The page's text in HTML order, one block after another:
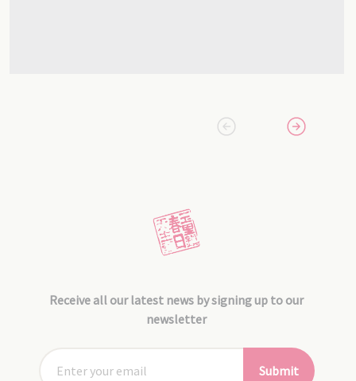
Receive all our latest news by signing up to our
newsletter
Submit